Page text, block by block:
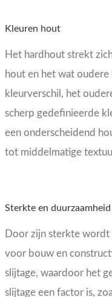
Kleuren hout
Het hardhout strekt
hout en het wat
kleurverschil, het
scherp gedefinieerde
een onderscheidend
tot middelmatige
Sterkte en
Door zijn sterkte
voor bouw en
slijtage, waardoor het
slijtage een factor is,